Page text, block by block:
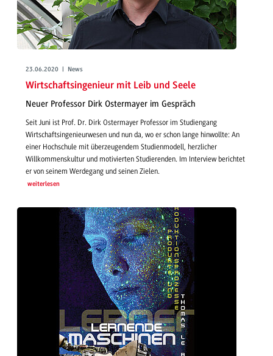
23.06.2020 | News
Wirtschaftsingenieur mit Leib und Seele
Neuer Professor Dirk Ostermayer im Gespräch
Seit Juni ist Prof. Dr. Dirk Ostermayer Professor im Studiengang
Wirtschaftsingenieurwesen und nun da, wo er schon lange hinwollte: An
einer Hochschule mit überzeugendem Studienmodell, herzlicher
Willkommenskultur und motivierten Studierenden. Im Interview berichtet
er von seinem Werdegang und seinen Zielen.
weiterlesen